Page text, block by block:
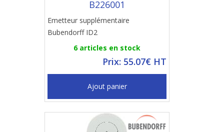
B226001
Emetteur supplémentaire
Bubendorff ID2
6 articles en stock
Prix: 55.07€ HT
Ajout panier